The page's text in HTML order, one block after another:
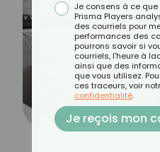
Je consens à ce
Prisma Players
des courriels pour
performances des
pourrons savoir si
courriels, l'heure à
ainsi que des
que vous utilisez.
ces traceurs, voir
confidentialité.
Je reçois mon